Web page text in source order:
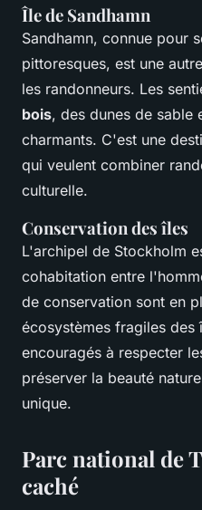
Île de Sandhamn
Sandhamn, connue pour
pittoresques, est une
les randonneurs. Les
bois, des dunes de sable
charmants. C'est une
qui veulent combiner
culturelle.
Conservation des îles
L'archipel de Stockholm
cohabitation entre
de conservation sont en
écosystèmes fragiles des
encouragés à respecter
préserver la beauté
unique.
Parc national de
caché